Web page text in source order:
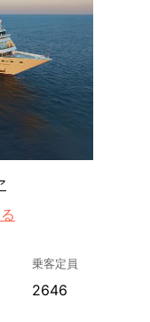
乗客定員
2646